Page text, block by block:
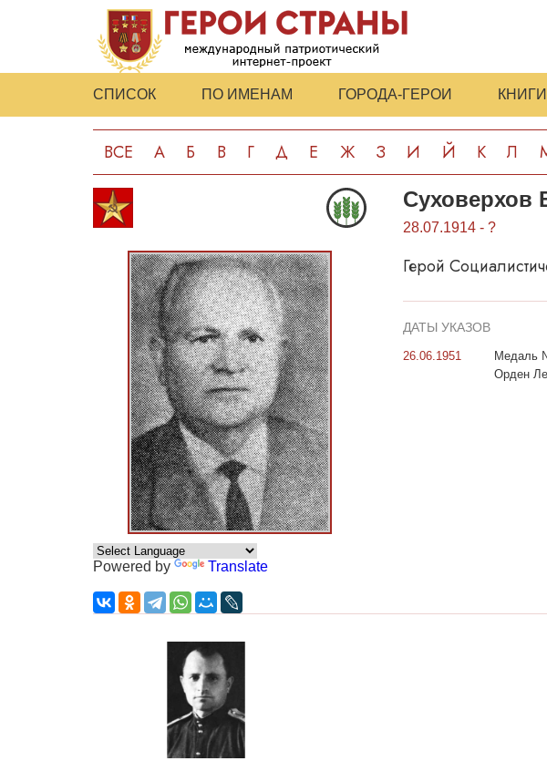
СПИСОК ПО ИМЕНАМ ГОРОДА-ГЕРОИ КНИГИ
ВСЕ А Б В Г Д Е Ж З И Й К Л
Powered by Translate
Суховерхов
28.07.1914 - ?
Герой
ДАТЫ УКАЗОВ
26.06.1951
Медаль
Орден